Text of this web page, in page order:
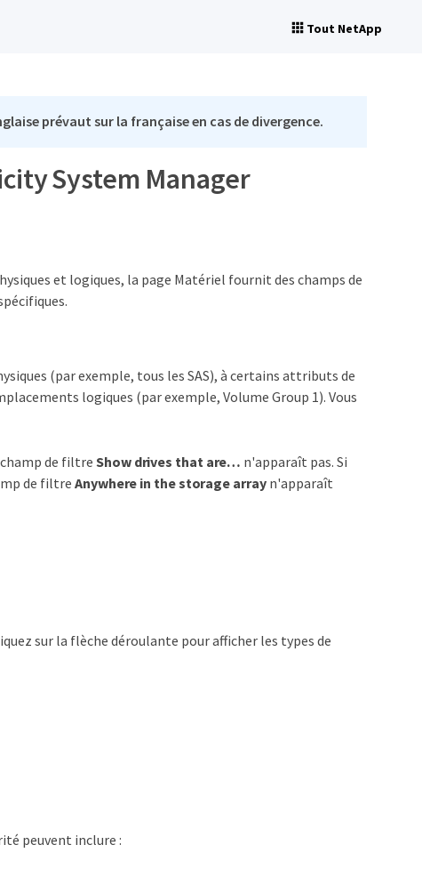
Tout NetApp
prévaut sur la française en cas de divergence.
System Manager
et logiques, la page Matériel fournit des champs de
(par exemple, tous les SAS), à certains attributs de
logiques (par exemple, Volume Group 1). Vous
de filtreShow drives that are…​ n'apparaît pas. Si
de filtre Anywhere in the storage arrayn'apparaît
sur la flèche déroulante pour afficher les types de
peuvent inclure :